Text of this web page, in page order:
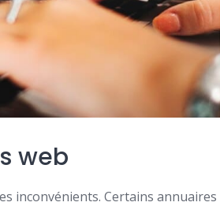
web
inconvénients. Certains annuaires